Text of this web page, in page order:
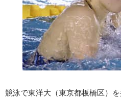
競泳で東洋大（東京都板橋区）